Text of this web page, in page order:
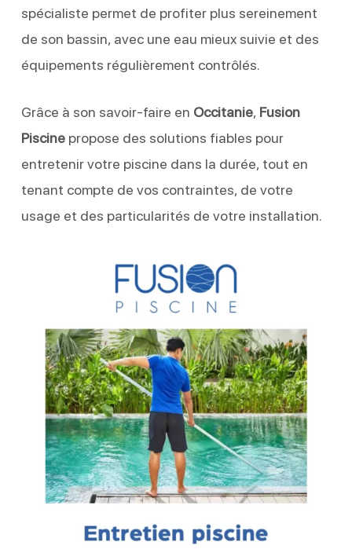
spécialiste permet de profiter plus sereinement
de son bassin, avec une eau mieux suivie et des
équipements régulièrement contrôlés.
Grâce à son savoir-faire en Occitanie, Fusion
Piscinepropose des solutions fiables pour
entretenir votre piscine dans la durée, tout en
tenant compte de vos contraintes, de votre
usage et des particularités de votre installation.